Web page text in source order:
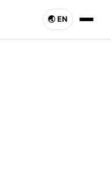
🌏︎ EN